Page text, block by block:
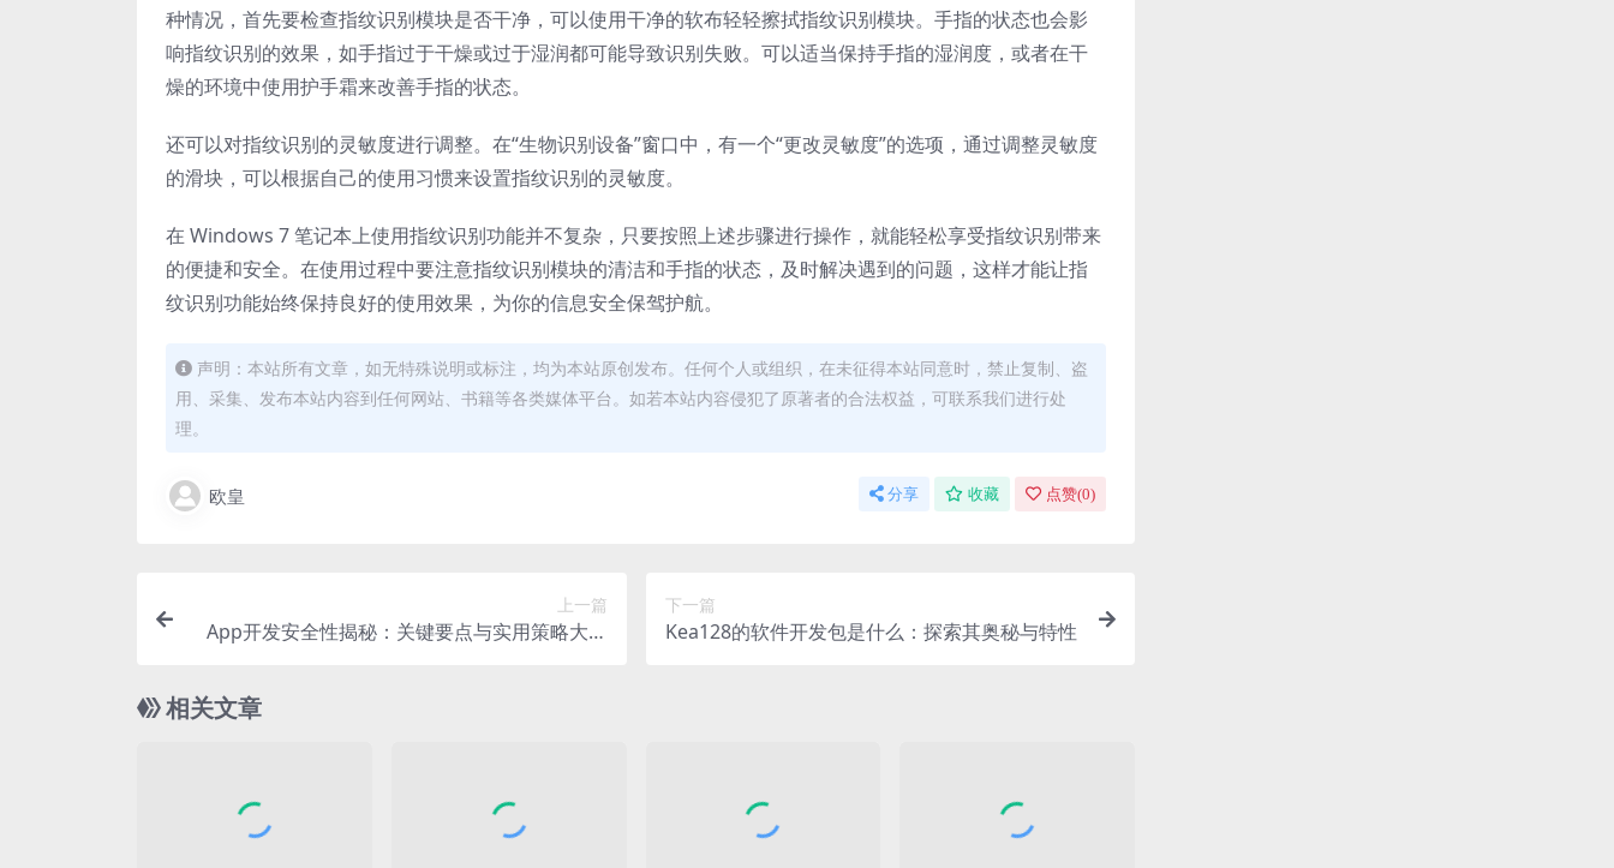
种情况，首先要检查指纹识别模块是否干净，可以使用干净的软布轻轻擦拭指纹识别模块。手指的状态也会影
响指纹识别的效果，如手指过于干燥或过于湿润都可能导致识别失败。可以适当保持手指的湿润度，或者在干
燥的环境中使用护手霜来改善手指的状态。
还可以对指纹识别的灵敏度进行调整。在“生物识别设备”窗口中，有一个“更改灵敏度”的选项，通过调整灵敏度
的滑块，可以根据自己的使用习惯来设置指纹识别的灵敏度。
在 Windows 7 笔记本上使用指纹识别功能并不复杂，只要按照上述步骤进行操作，就能轻松享受指纹识别带来
的便捷和安全。在使用过程中要注意指纹识别模块的清洁和手指的状态，及时解决遇到的问题，这样才能让指
纹识别功能始终保持良好的使用效果，为你的信息安全保驾护航。
声明：本站所有文章，如无特殊说明或标注，均为本站原创发布。任何个人或组织，在未征得本站同意时，禁止复制、盗
用、采集、发布本站内容到任何网站、书籍等各类媒体平台。如若本站内容侵犯了原著者的合法权益，可联系我们进行处
理。
欧皇 分享 收藏 点赞(0)
上一篇
App开发安全性揭秘：关键要点与实用策略大解
下一篇
Kea128的软件开发包是什么：探索其奥秘与特性
相关文章